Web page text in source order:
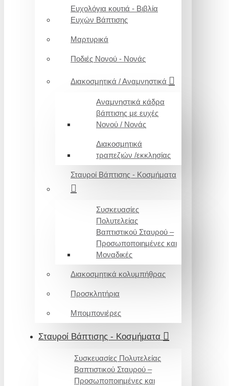
Ευχολόγια κουτιά - Βιβλία
Ευχών Βάπτισης
Μαρτυρικά
Ποδιές Νονού - Νονάς
Διακοσμητικά / Αναμνηστικά
Αναμνηστικά κάδρα
βάπτισης με ευχές
Νονού / Νονάς
Διακοσμητικά
τραπεζιών /εκκλησίας
Σταυροί Βάπτισης - Κοσμήματα
Συσκευασίες
Πολυτελείας
Βαπτιστικού Σταυρού –
Προσωποποιημένες και
Μοναδικές
Διακοσμητικά κολυμπήθρας
Προσκλητήρια
Μπομπονιέρες
Σταυροί Βάπτισης - Κοσμήματα
Συσκευασίες Πολυτελείας
Βαπτιστικού Σταυρού –
Προσωποποιημένες και